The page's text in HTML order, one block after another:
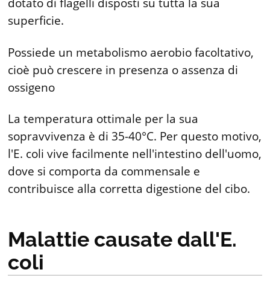
superficie.
Possiede un metabolismo aerobio facoltativo,
cioè può crescere in presenza o assenza di
ossigeno
La temperatura ottimale per la sua
sopravvivenza è di 35-40°C. Per questo motivo,
l'E. coli vive facilmente nell'intestino dell'uomo,
dove si comporta da commensale e
contribuisce alla corretta digestione del cibo.
Malattie causate dall'E.
coli